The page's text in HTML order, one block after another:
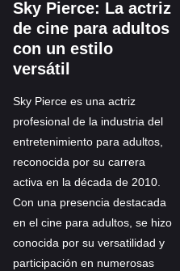
PELIS1.COM
PORNHOT.NET
Sky Pierce: La actriz
de cine para adultos
con un estilo
versátil
Sky Pierce es una actriz
profesional de la industria del
entretenimiento para adultos,
reconocida por su carrera
activa en la década de 2010.
Con una presencia destacada
en el cine para adultos, se hizo
conocida por su versatilidad y
participación en numerosas